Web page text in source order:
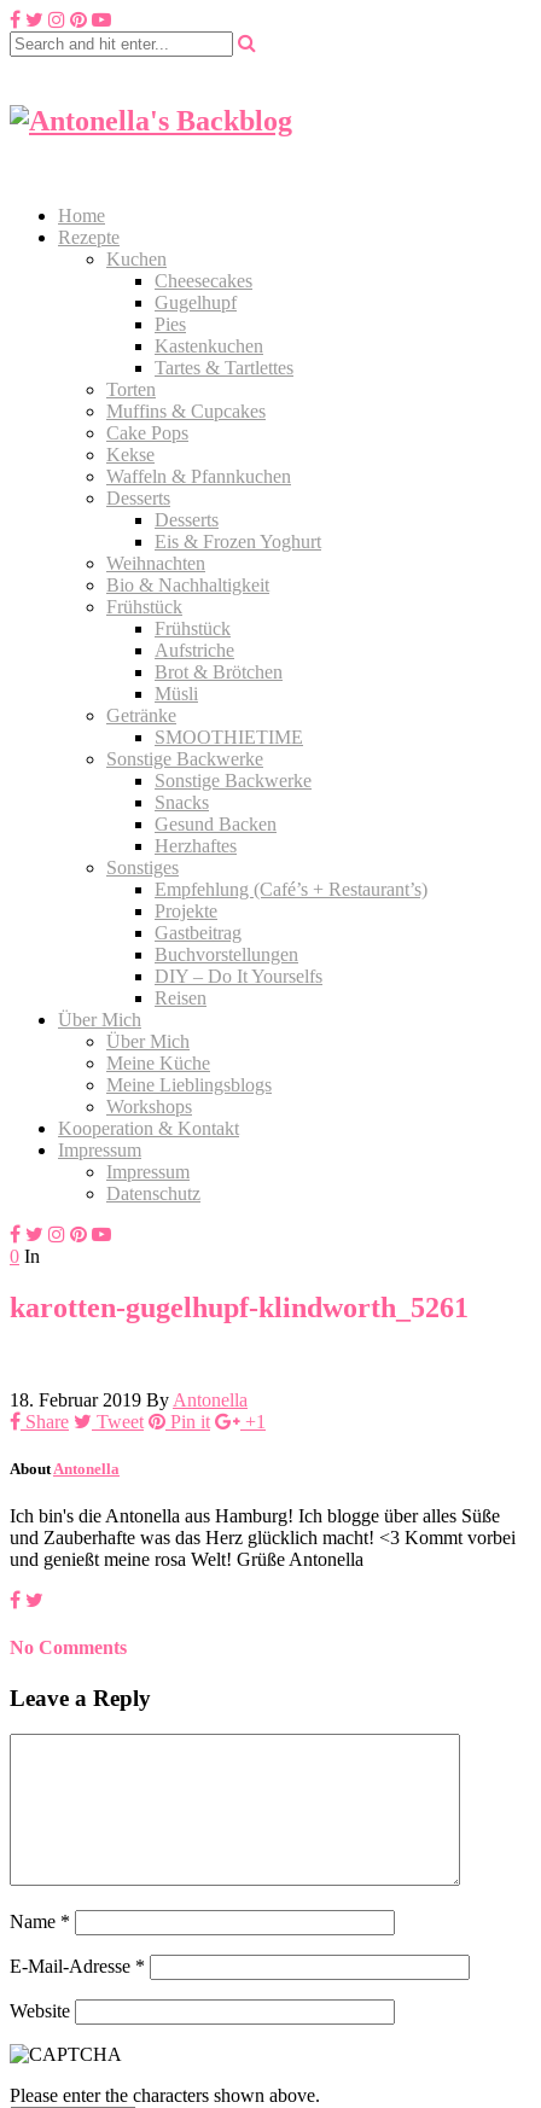
Home
Rezepte
Kuchen
Cheesecakes
Gugelhupf
Pies
Kastenkuchen
Tartes & Tartlettes
Torten
Muffins & Cupcakes
Cake Pops
Kekse
Waffeln & Pfannkuchen
Desserts
Desserts
Eis & Frozen Yoghurt
Weihnachten
Bio & Nachhaltigkeit
Frühstück
Frühstück
Aufstriche
Brot & Brötchen
Müsli
Getränke
SMOOTHIETIME
Sonstige Backwerke
Sonstige Backwerke
Snacks
Gesund Backen
Herzhaftes
Sonstiges
Empfehlung (Café’s + Restaurant’s)
Projekte
Gastbeitrag
Buchvorstellungen
DIY – Do It Yourselfs
Reisen
Über Mich
Über Mich
Meine Küche
Meine Lieblingsblogs
Workshops
Kooperation & Kontakt
Impressum
Impressum
Datenschutz
0 In
karotten-gugelhupf-klindworth_5261
18. Februar 2019 By Antonella
Share
Tweet Pin it +1
About Antonella
Ich bin's die Antonella aus Hamburg! Ich blogge über alles Süße
und Zauberhafte was das Herz glücklich macht! <3 Kommt vorbei
und genießt meine rosa Welt! Grüße Antonella
No Comments
Leave a Reply
Name *
E-Mail-Adresse *
Website
Please enter the characters shown above.